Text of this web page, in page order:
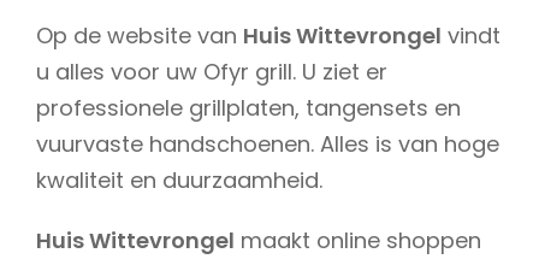
Op de website van Huis Wittevrongel vindt
u alles voor uw Ofyr grill. U ziet er
professionele grillplaten, tangensets en
vuurvaste handschoenen. Alles is van hoge
kwaliteit en duurzaamheid.
Huis Wittevrongel maakt online shoppen